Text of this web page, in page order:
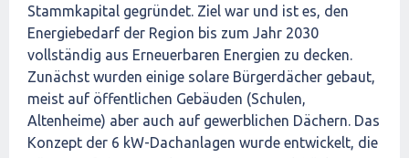
Stammkapital gegründet. Ziel war und ist es, den
Energiebedarf der Region bis zum Jahr 2030
vollständig aus Erneuerbaren Energien zu decken.
Zunächst wurden einige solare Bürgerdächer gebaut,
meist auf öffentlichen Gebäuden (Schulen,
Altenheime) aber auch auf gewerblichen Dächern. Das
Konzept der 6 kW-Dachanlagen wurde entwickelt, die